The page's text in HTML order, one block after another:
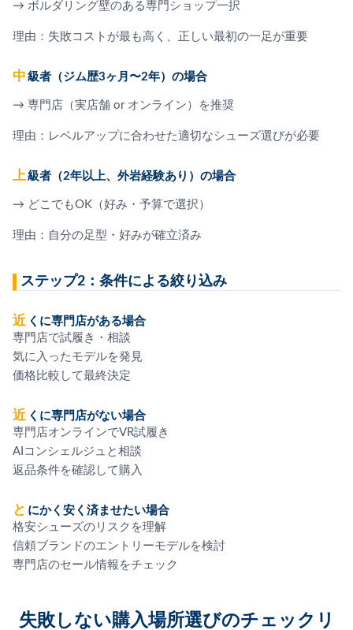
→ ボルダリング壁のある専門ショップ一択
理由：失敗コストが最も高く、正しい最初の一足が重要
中級者（ジム歴3ヶ月〜2年）の場合
→ 専門店（実店舗 or オンライン）を推奨
理由：レベルアップに合わせた適切なシューズ選びが必要
上級者（2年以上、外岩経験あり）の場合
→ どこでもOK（好み・予算で選択）
理由：自分の足型・好みが確立済み
ステップ2：条件による絞り込み
近くに専門店がある場合
専門店で試履き・相談
気に入ったモデルを発見
価格比較して最終決定
近くに専門店がない場合
専門店オンラインでVR試履き
AIコンシェルジュと相談
返品条件を確認して購入
とにかく安く済ませたい場合
格安シューズのリスクを理解
信頼ブランドのエントリーモデルを検討
専門店のセール情報をチェック
失敗しない購入場所選びのチェックリ